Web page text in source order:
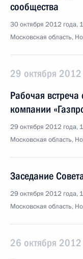
сообщества
30 октября 2012 года,
Московская область,
29 октября 2012
Рабочая встреча
компании
29 октября 2012 года,
Московская область,
Заседание
29 октября 2012 года,
Московская область,
26 октября 2012